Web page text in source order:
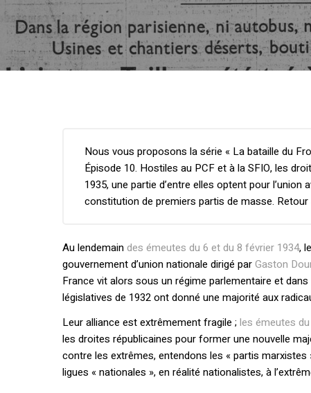
Nous vous proposons la série « La bataille du
Épisode 10. Hostiles au PCF et à la SFIO, les
1935, une partie d’entre elles optent pour
constitution de premiers partis de masse.
Au lendemaindes émeutes du 6 et du 8 février 1934,
gouvernement d’union nationale dirigé parGaston
France vit alors sous un régime parlementaire et
législatives de 1932 ont donné une majorité aux
Leur alliance est extrêmement fragile ; les émeutes
les droites républicaines pour former une nouvelle
contre les extrêmes, entendons les « partis
ligues « nationales », en réalité nationalistes, à